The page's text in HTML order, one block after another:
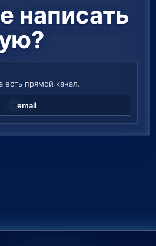
написать
есть прямой канал.
email